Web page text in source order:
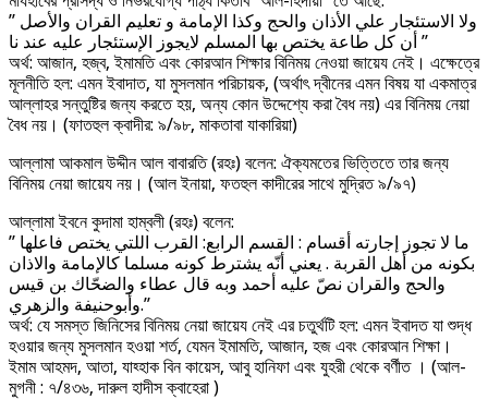
” ولا الاستئجار علي الأذان والحج وكذا الإمامة و تعليم القران والأصل
أن كل طاعة يختص بها المسلم لايجوز الإستئجار عليه عند نا ”
অর্থ: আজান, হজ্ব, ইমামতি এবং কোরআন শিক্ষার বিনিময় নেওয়া জায়েয নেই। এক্ষেত্রে
মূলনীতি হল: এমন ইবাদাত, যা মুসলমান পরিচায়ক, (অর্থাৎ দ্বীনের এমন বিষয় যা একমাত্র
আল্লাহর সন্তুষ্টির জন্য করতে হয়, অন্য কোন উদ্দেশ্যে করা বৈধ নয়) এর বিনিময় নেয়া
বৈধ নয়। (ফাতহুল ক্বাদীর: ৯/৯৮, মাকতাবা যাকারিয়া)
আল্লামা আকমাল উদ্দীন আল বাবারতি (রহঃ) বলেন: ঐক্যমতের ভিত্তিতে তার জন্য
বিনিময় নেয়া জায়েয নয়। (আল ইনায়া, ফতহুল কাদীরের সাথে মুদ্রিত ৯/৯৭)
আল্লামা ইবনে কুদামা হাম্বলী (রহঃ) বলেন:
” ما لا تجوز إجارته أقسام : القسم الرابع: القرب اللتي يختص فاعلها
بكونه من أهل القربة . يعني أنّه يشترط كونه مسلما كالإمامة والاذان
والحج والقران نصّ عليه أحمد وبه قال عطاء والضحّاك بن قيس
وأبوحنيفة والزهري.”
অর্থ: যে সমস্ত জিনিসের বিনিময় নেয়া জায়েয নেই এর চতুর্থটি হল: এমন ইবাদত যা শুদ্ধ
হওয়ার জন্য মুসলমান হওয়া শর্ত, যেমন ইমামতি, আজান, হজ এবং কোরআন শিক্ষা।
ইমাম আহমদ, আতা, যাহ্হাক বিন কায়েস, আবু হানিফা এবং যুহরী থেকে বর্ণীত । (আল-
মুগনী : ৭/৪৩৬, দারুল হাদীস ক্বাহেরা )